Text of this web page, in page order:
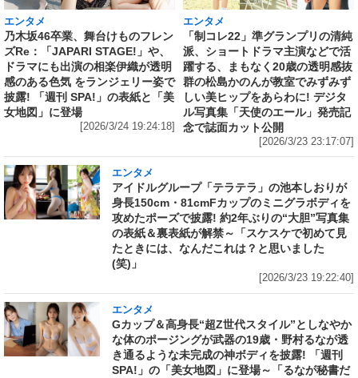
エンタメ
乃木坂46卒業、舞台けものフレン
ズRe：「JAPARI STAGE!」や、
ドラマにも出演の相楽伊織が透明
感のある色気 をランジェリー姿で
披露! 「週刊 SPA!」の表紙と「美
女地図」に登場
[2026/3/24 19:24:18]
エンタメ
「制コレ22」準グランプリの清純
派、ショートドラマ主演などで活
躍する、まもなく20歳の透明感抜
群の松島かのんが教室でみずみず
しい美ヒップをあらわに! デジタ
ル写真集「天使のエール」発売記
念で誌面カット公開
[2026/3/23 23:17:07]
エンタメ
アイドルグループ「テラテラ」の池本しおりが
身長150cm・81cmFカップのミニグラボディを
攻めたポーズで披露! 約2年ぶりの“大胆”写真集
の表紙＆裏表紙が解禁～「スケスケで初めて見
たときには、なんだこれは？と思いました
(笑)」
[2026/3/23 19:22:40]
エンタメ
Gカップ＆高身長“超Z世代スタイル”としなやか
な体のポージングが武器の19歳・野村るなが透
き通るような未完成の神ボディを披露! 「週刊
SPA!」の「美女地図」に登場～「るなが秘書だ